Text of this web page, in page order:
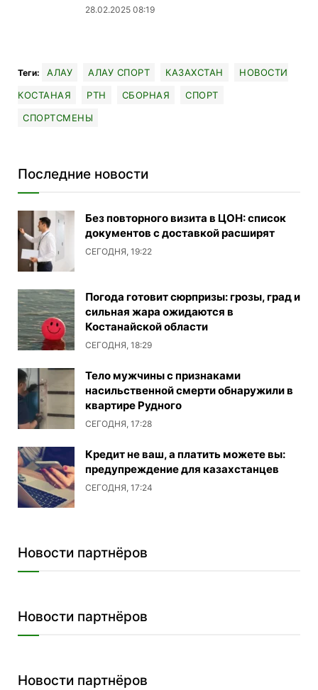
28.02.2025 08:19
Теги: АЛАУ АЛАУ СПОРТ КАЗАХСТАН
НОВОСТИ
КОСТАНАЯ
РТН СБОРНАЯ
СПОРТ
СПОРТСМЕНЫ
Последние новости
Без повторного визита в ЦОН: список
документов с доставкой расширят
СЕГОДНЯ, 19:22
Погода готовит сюрпризы: грозы, град и
сильная жара ожидаются в
Костанайской области
СЕГОДНЯ, 18:29
Тело мужчины с признаками
насильственной смерти обнаружили в
квартире Рудного
СЕГОДНЯ, 17:28
Кредит не ваш, а платить можете вы:
предупреждение для казахстанцев
СЕГОДНЯ, 17:24
Новости партнёров
Новости партнёров
Новости партнёров